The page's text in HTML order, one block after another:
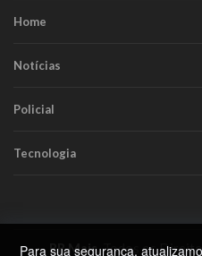
Home
Notícias
Policial
Tecnologia
RR Mais. Todos os
Para sua segurança,